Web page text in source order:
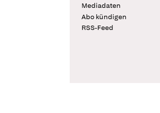
Mediadaten
Abo kündigen
RSS-Feed